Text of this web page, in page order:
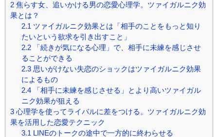
2 焦らす女、追いかける男の恋愛心理学。ツァイガルニク効
果とは？
2.1 ツァイガルニク効果とは「相手のことをもっと知り
たいという欲求を引き出すこと」
2.2「続きが気になる心理」で、相手に未練を感じさせ
ることができる
2.3思いがけない失恋のショックはツァイガルニク効果
によるもの
2.4「相手に未練を感じさせる」とより高いツァイガル
ニク効果が狙える
3 心理学を使ってライバルに差をつける。ツァイガルニク効
果を活用した恋愛テクニック
3.1 LINEのトークの途中で一方的に終わらせる